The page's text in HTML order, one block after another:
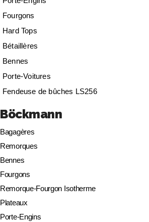
Fourgons
Hard Tops
Bétaillères
Bennes
Porte-Voitures
Fendeuse de bûches LS256
Böckmann
Bagagères
Remorques
Bennes
Fourgons
Remorque-Fourgon Isotherme
Plateaux
Porte-Engins